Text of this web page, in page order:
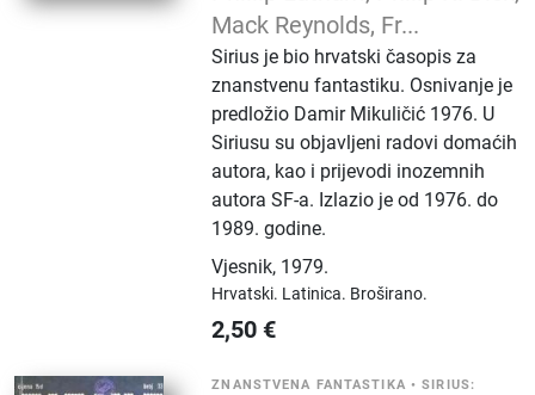
Mack Reynolds, Fr...
Sirius je bio hrvatski časopis za
znanstvenu fantastiku. Osnivanje je
predložio Damir Mikuličić 1976. U
Siriusu su objavljeni radovi domaćih
autora, kao i prijevodi inozemnih
autora SF-a. Izlazio je od 1976. do
1989. godine.
Vjesnik, 1979.
Hrvatski. Latinica. Broširano.
2,50 €
ZNANSTVENA FANTASTIKA •SIRIUS: